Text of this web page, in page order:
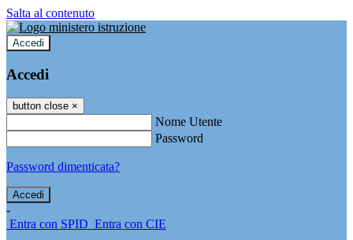
Salta al contenuto
Accedi
Accedi
button close ×
Nome Utente
Password
Password dimenticata?
-
Entra con SPID Entra con CIE